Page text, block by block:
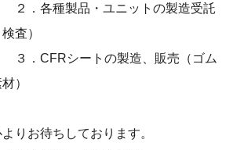
・ユニットの製造受託
査）
トの製造、販売（ゴム
）
りお待ちしております。